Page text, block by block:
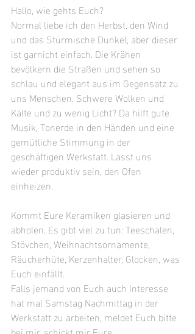
Hallo, wie gehts Euch?
Normal liebe ich den Herbst, den Wind
und das Stürmische Dunkel, aber dieser
ist garnicht einfach. Die Krähen
bevölkern die Straßen und sehen so
schlau und elegant aus im Gegensatz zu
uns Menschen. Schwere Wolken und
Kälte und zu wenig Licht? Da hilft gute
Musik, Tonerde in den Händen und eine
gemütliche Stimmung in der
geschäftigen Werkstatt. Lasst uns
wieder produktiv sein, den Ofen
einheizen.
Kommt Eure Keramiken glasieren und
abholen. Es gibt viel zu tun: Teeschalen,
Stövchen, Weihnachtsornamente,
Räucherhüte, Kerzenhalter, Glocken, was
Euch einfällt.
Falls jemand von Euch auch Interesse
hat mal Samstag Nachmittag in der
Werkstatt zu arbeiten, meldet Euch bitte